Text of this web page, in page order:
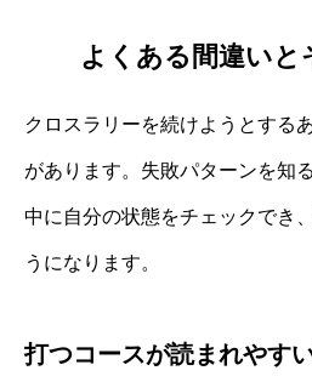
よくある間違いと
クロスラリーを続けようとする
があります。失敗パターンを知
中に自分の状態をチェックでき
うになります。
打つコースが読まれやす